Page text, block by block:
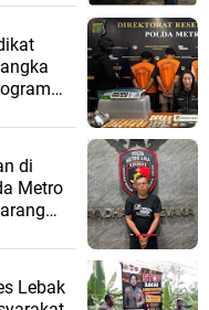
di
Metro
Lebak